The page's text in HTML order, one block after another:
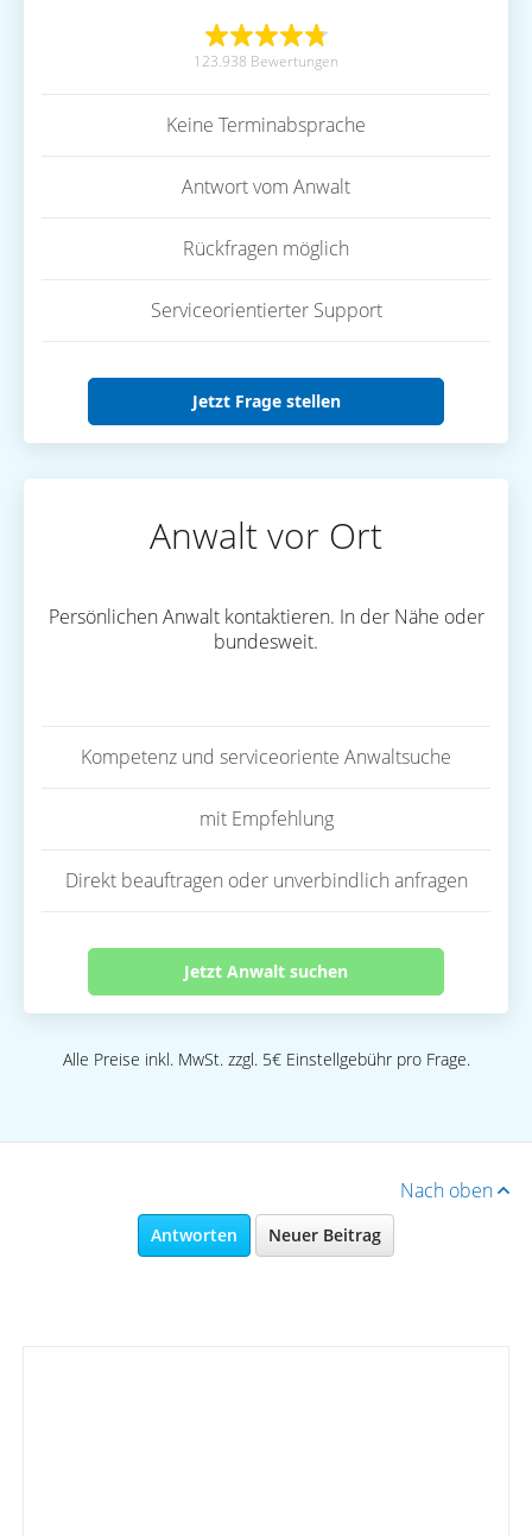
123.938 Bewertungen
Keine Terminabsprache
Antwort vom Anwalt
Rückfragen möglich
Serviceorientierter Support
Jetzt Frage stellen
Anwalt vor Ort
Persönlichen Anwalt kontaktieren. In der Nähe oder
bundesweit.
Kompetenz und serviceoriente Anwaltsuche
mit Empfehlung
Direkt beauftragen oder unverbindlich anfragen
Jetzt Anwalt suchen
Alle Preise inkl. MwSt. zzgl. 5€ Einstellgebühr pro Frage.
Nach oben
Antworten Neuer Beitrag